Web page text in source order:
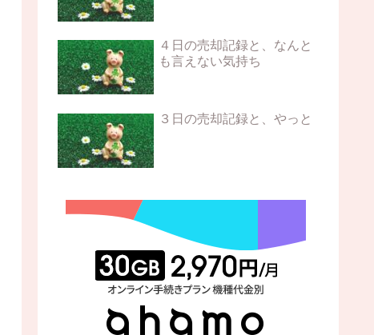
４日の売却記録と、なんと
も言えない気持ち
３日の売却記録と、やっと